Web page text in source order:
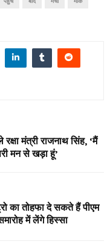
मंत्री राजनाथ सिंह, ‘मैं
मन से खड़ा हूं’
का तोहफा दे सकते हैं पीएम
में लेंगे हिस्सा